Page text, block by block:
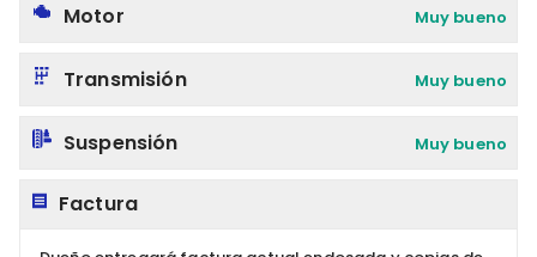
Motor Muy bueno
Transmisión Muy bueno
Suspensión Muy bueno
Factura